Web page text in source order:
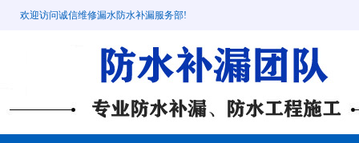
欢迎访问诚信维修漏水防水补漏服务部!